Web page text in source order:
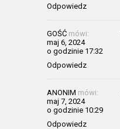
Odpowiedz
GOŚĆ mówi:
maj 6, 2024
o godzinie 17:32
Odpowiedz
ANONIM mówi:
maj 7, 2024
o godzinie 10:29
Odpowiedz